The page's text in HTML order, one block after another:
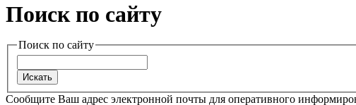
Поиск по сайту
Поиск по сайту
Сообщите Ваш адрес электронной почты для оперативного